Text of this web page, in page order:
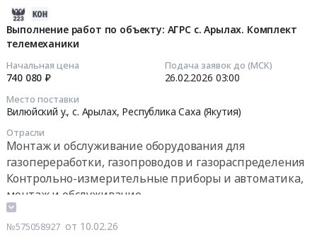
Выполнение работ по объекту: АГРС с. Арылах. Комплект
телемеханики
Начальная цена
740 080 ₽
Подача заявок до (МСК)
26.02.2026 03:00
Место поставки
Вилюйский у., с. Арылах, Республика Саха (Якутия)
Отрасли
Монтаж и обслуживание оборудования для
газопереработки, газопроводов и газораспределения
Контрольно-измерительные приборы и автоматика,
монтаж и обслуживание
№575058927 от 10.02.26